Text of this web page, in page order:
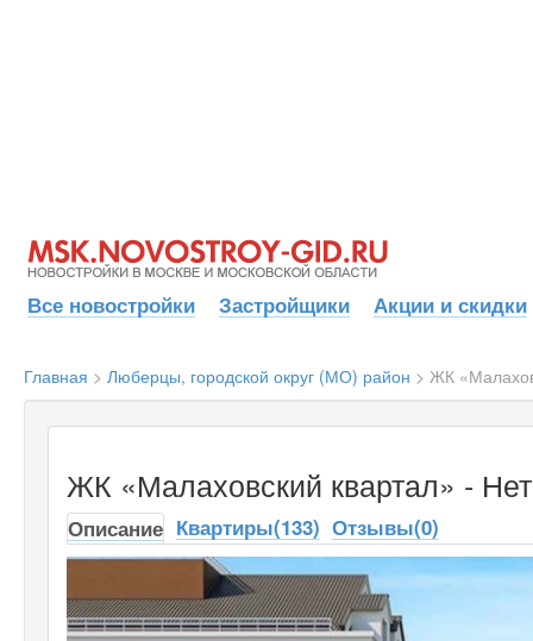
Все новостройки Застройщики Акции и скидки
Главная > Люберцы, городской округ (МО) район > ЖК
ЖК «Малаховский квартал» -
Описание Квартиры(133) Отзывы(0)